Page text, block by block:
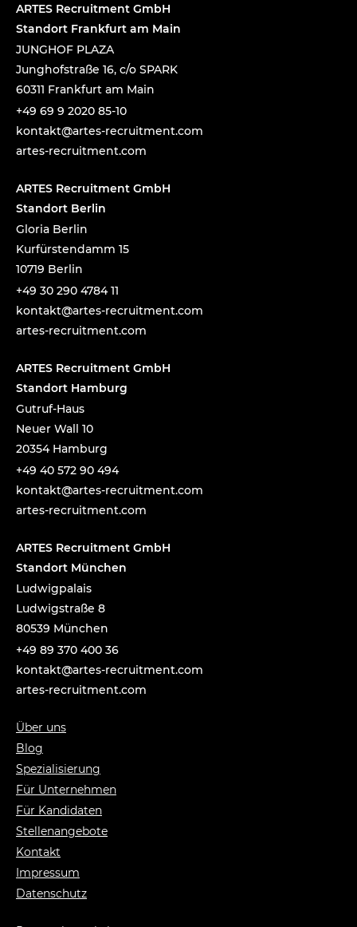
ARTES Recruitment GmbH
Standort Frankfurt am Main
JUNGHOF PLAZA
Junghofstraße 16, c/o SPARK
60311 Frankfurt am Main
+49 69 9 2020 85-10
moc.t
nemti
urcer
-setr
a@tka
tnok
artes-recruitment.com
ARTES Recruitment GmbH
Standort Berlin
Gloria Berlin
Kurfürstendamm 15
10719 Berlin
+49 30 290 4784 11
moc.t
nemti
urcer
-setr
a@tka
tnok
artes-recruitment.com
ARTES Recruitment GmbH
Standort Hamburg
Gutruf-Haus
Neuer Wall 10
20354 Hamburg
+49 40 572 90 494
moc.t
nemti
urcer
-setr
a@tka
tnok
artes-recruitment.com
ARTES Recruitment GmbH
Standort München
Ludwigpalais
Ludwigstraße 8
80539 München
+49 89 370 400 36
moc.t
nemti
urcer
-setr
a@tka
tnok
artes-recruitment.com
Über uns
Blog
Spezialisierung
Für Unternehmen
Für Kandidaten
Stellenangebote
Kontakt
Impressum
Datenschutz